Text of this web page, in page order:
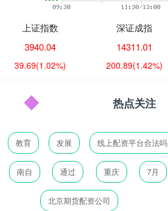
上证指数
3940.04
39.69(1.02%)
深证成指
14311.01
200.89(1.42%)
热点关注
教育 发展 线上配资平台合法吗
南自 通过 重庆 7月
北京期货配资公司